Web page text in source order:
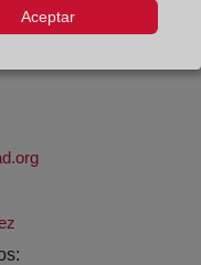
Aceptar